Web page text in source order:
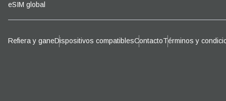
eSIM global
Refiera y ganeDispositivos compatiblesContactoTérminos y